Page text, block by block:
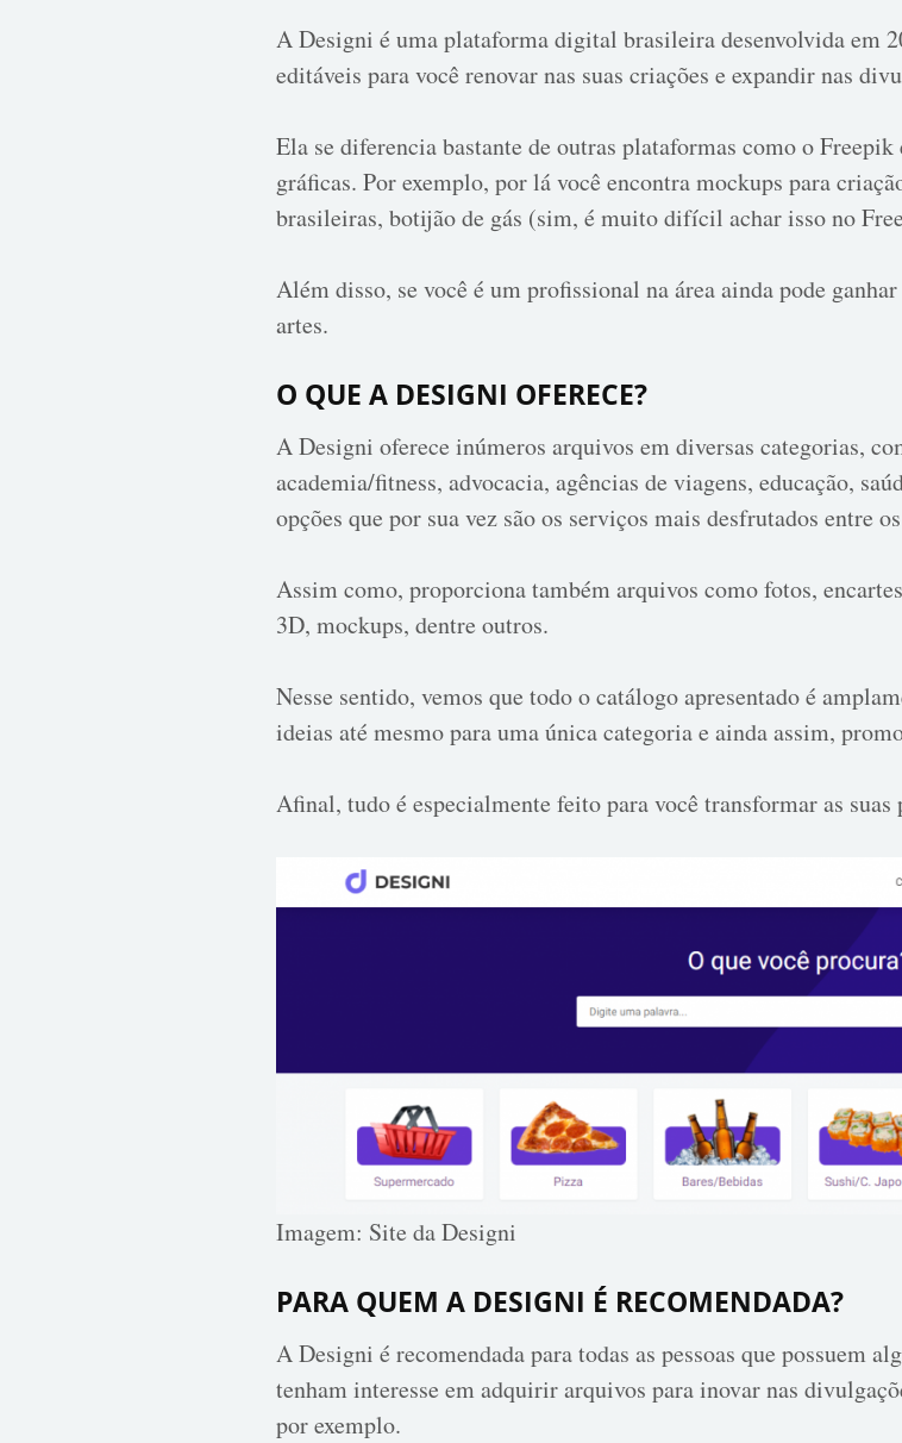
A Designi é uma plataforma digital brasileira desenvolvida em
editáveis para você renovar nas suas criações e expandir nas
Ela se diferencia bastante de outras plataformas como o
gráficas. Por exemplo, por lá você encontra mockups para
brasileiras, botijão de gás (sim, é muito difícil achar isso no
Além disso, se você é um profissional na área ainda pode
artes.
O QUE A DESIGNI OFERECE?
A Designi oferece inúmeros arquivos em diversas categorias,
academia/fitness, advocacia, agências de viagens, educação,
opções que por sua vez são os serviços mais desfrutados entre
Assim como, proporciona também arquivos como fotos,
3D, mockups, dentre outros.
Nesse sentido, vemos que todo o catálogo apresentado é
ideias até mesmo para uma única categoria e ainda assim,
Afinal, tudo é especialmente feito para você transformar as suas
Imagem: Site da Designi
PARA QUEM A DESIGNI É RECOMENDADA?
A Designi é recomendada para todas as pessoas que possuem
tenham interesse em adquirir arquivos para inovar nas
por exemplo.